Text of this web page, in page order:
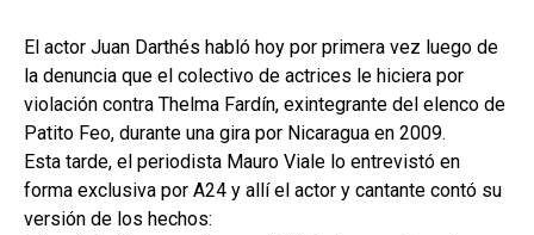
El actor Juan Darthés habló hoy por primera vez luego de
la denuncia que el colectivo de actrices le hiciera por
violación contra Thelma Fardín, exintegrante del elenco de
Patito Feo, durante una gira por Nicaragua en 2009.
Esta tarde, el periodista Mauro Viale lo entrevistó en
forma exclusiva por A24 y allí el actor y cantante contó su
versión de los hechos: